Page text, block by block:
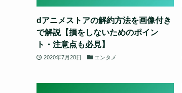
dアニメストアの解約方法を画像付き
で解説【損をしないためのポイン
ト・注意点も必見】
2020年7月28日 エンタメ